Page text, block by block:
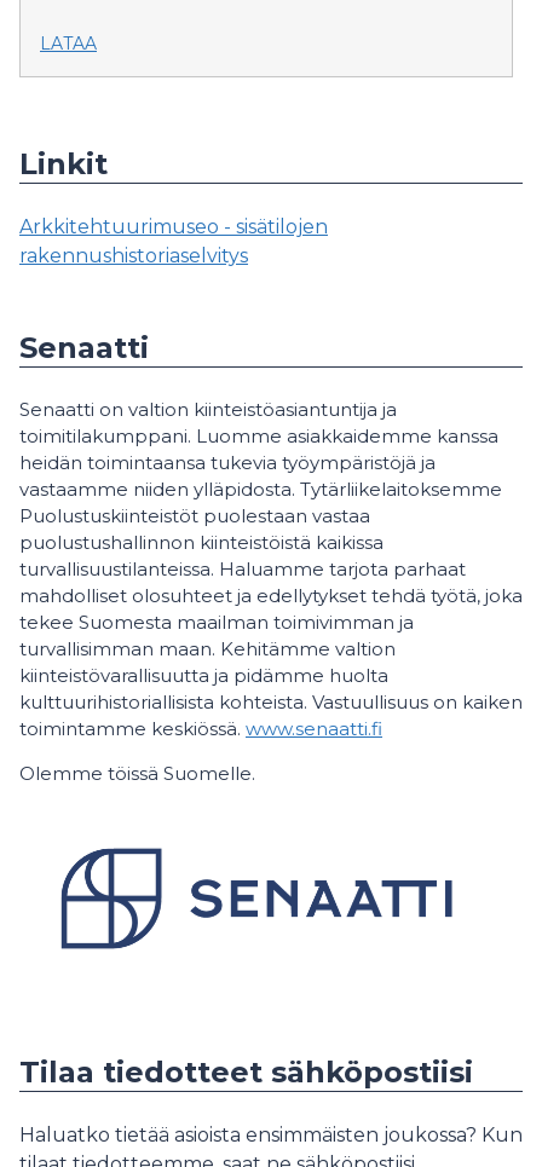
LATAA
Linkit
Arkkitehtuurimuseo - sisätilojen
rakennushistoriaselvitys
Senaatti
Senaatti on valtion kiinteistöasiantuntija ja
toimitilakumppani. Luomme asiakkaidemme kanssa
heidän toimintaansa tukevia työympäristöjä ja
vastaamme niiden ylläpidosta. Tytärliikelaitoksemme
Puolustuskiinteistöt puolestaan vastaa
puolustushallinnon kiinteistöistä kaikissa
turvallisuustilanteissa. Haluamme tarjota parhaat
mahdolliset olosuhteet ja edellytykset tehdä työtä, joka
tekee Suomesta maailman toimivimman ja
turvallisimman maan. Kehitämme valtion
kiinteistövarallisuutta ja pidämme huolta
kulttuurihistoriallisista kohteista. Vastuullisuus on kaiken
toimintamme keskiössä. www.senaatti.fi
Olemme töissä Suomelle.
Tilaa tiedotteet sähköpostiisi
Haluatko tietää asioista ensimmäisten joukossa? Kun